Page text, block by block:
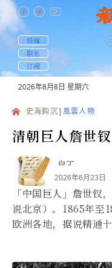
投稿
联系
订阅
2026年8月8日 星期六
史海鈎沉 風雲人物
清朝巨人詹世钗
白丁
2026年6月23日
「中国巨人」詹世钗
说北京）。1865年至
欧洲各地，据说精通十